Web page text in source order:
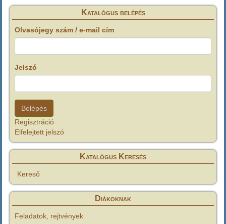
Katalógus belépés
Olvasójegy szám / e-mail cím
Jelszó
Regisztráció
Elfelejtett jelszó
Katalógus Keresés
Kereső
Diákoknak
Feladatok, rejtvények